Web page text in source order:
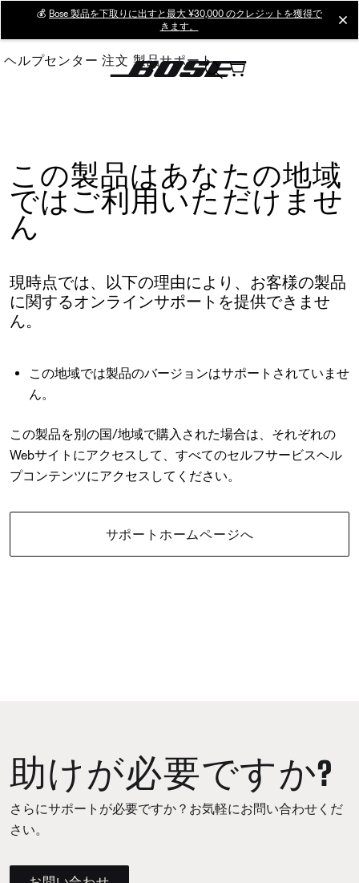
Main
💰 Bose 製品を下取りに出すと最大 ¥30,000 のクレジットを獲得で
きます。
ヘルプセンター 注文 製品サポート
この製品はあなたの地域
ではご利用いただけませ
ん
現時点では、以下の理由により、お客様の製品
に関するオンラインサポートを提供できませ
ん。
この地域では製品のバージョンはサポートされていませ
ん。
この製品を別の国/地域で購入された場合は、それぞれの
Webサイトにアクセスして、すべてのセルフサービスヘル
プコンテンツにアクセスしてください。
サポートホームページへ
助けが必要ですか?
さらにサポートが必要ですか？お気軽にお問い合わせくだ
さい。